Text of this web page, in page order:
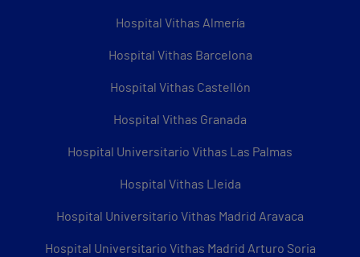
Hospital Vithas Almería
Hospital Vithas Barcelona
Hospital Vithas Castellón
Hospital Vithas Granada
Hospital Universitario Vithas Las Palmas
Hospital Vithas Lleida
Hospital Universitario Vithas Madrid Aravaca
Hospital Universitario Vithas Madrid Arturo Soria